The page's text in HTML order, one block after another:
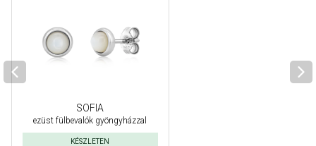
SOFIA
ezüst fülbevalók gyöngyházzal
KÉSZLETEN